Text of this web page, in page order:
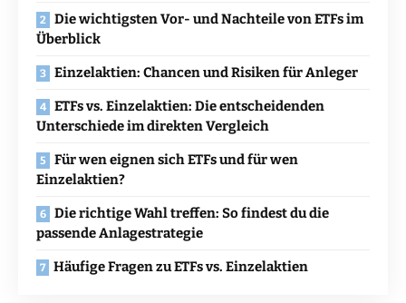
Die wichtigsten Vor- und Nachteile von ETFs im
Überblick
Einzelaktien: Chancen und Risiken für Anleger
ETFs vs. Einzelaktien: Die entscheidenden
Unterschiede im direkten Vergleich
Für wen eignen sich ETFs und für wen
Einzelaktien?
Die richtige Wahl treffen: So findest du die
passende Anlagestrategie
Häufige Fragen zu ETFs vs. Einzelaktien